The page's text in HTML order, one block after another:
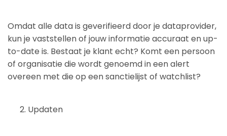
Omdat alle data is geverifieerd door je dataprovider,
kun je vaststellen of jouw informatie accuraat en up-
to-date is. Bestaat je klant echt? Komt een persoon
of organisatie die wordt genoemd in een alert
overeen met die op een sanctielijst of watchlist?
Updaten